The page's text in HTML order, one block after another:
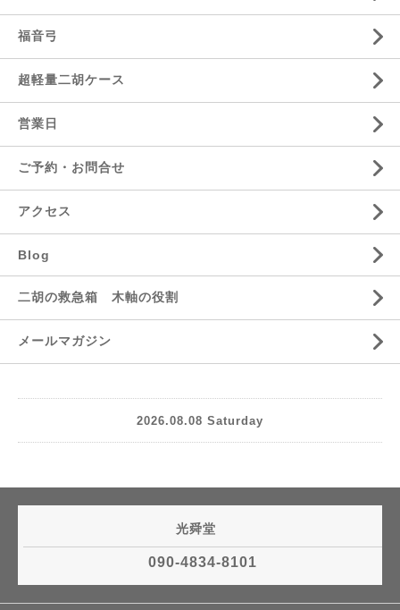
福音弓
超軽量二胡ケース
営業日
ご予約・お問合せ
アクセス
Blog
二胡の救急箱 木軸の役割
メールマガジン
2026.08.08 Saturday
光舜堂
090-4834-8101